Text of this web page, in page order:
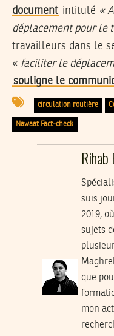
document intitulé «
déplacement pour le
travailleurs dans le
« faciliter le
souligne le
circulation routière
Nawaat Fact-check
suis
2019,
sujets
que
mon